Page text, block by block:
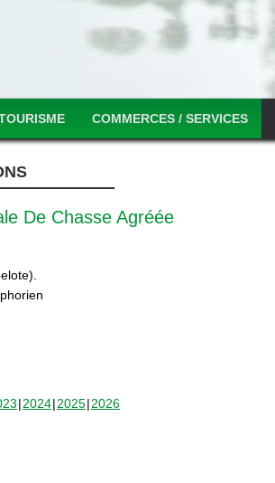
COMMERCES / SERVICES
De Chasse Agréée
2024 2025 2026